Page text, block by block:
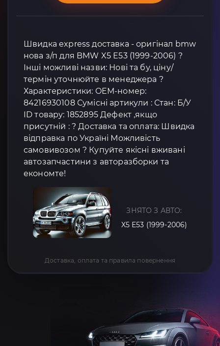
Швидка express доставка - оригінал bmw
нова з/п для BMW X5 E53 (1999-2006) ?
Інші можливі назви: Нові та бу, ціну/
термін уточнюйте в менеджера ?
Характеристики: OEM-номер:
84216930108 Сумісні артикули : Стан: Б/У
ID товару: 1852895 Дефект ,якщо
присутній : ? Доставка та оплата: Швидка
відправка по Україні Можливість
самовивозом ? Купуйте якісні вживані
автозапчастини з авторазборки та
економте!
ЗНЯТО З АВТО:
X5 E53 (1999-2006)
Доставка, оплата та правила повернення